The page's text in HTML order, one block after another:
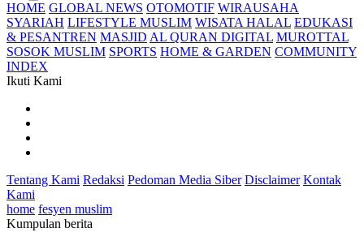
HOME GLOBAL NEWS OTOMOTIF WIRAUSAHA
SYARIAH LIFESTYLE MUSLIM WISATA HALAL EDUKASI
& PESANTREN MASJID AL QURAN DIGITAL MUROTTAL
SOSOK MUSLIM SPORTS HOME & GARDEN COMMUNITY
INDEX
Ikuti Kami
Tentang Kami Redaksi Pedoman Media Siber Disclaimer Kontak
Kami
home fesyen muslim
Kumpulan berita